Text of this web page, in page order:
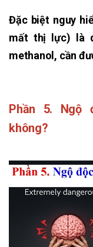
Đặc biệt nguy
mất thị lực) là
methanol, cần
Phần 5. Ngộ
không?